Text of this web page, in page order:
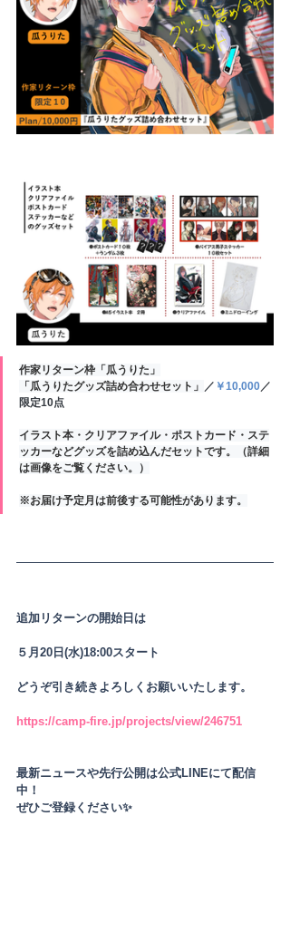
作家リターン枠「瓜うりた」
「瓜うりたグッズ詰め合わせセット」 ／ ￥10,000／
限定10点
イラスト本・クリアファイル・ポストカード・ステ
ッカーなどグッズを詰め込んだセットです。（詳細
は画像をご覧ください。）
※お届け予定月は前後する可能性があります。
追加リターンの開始日は
５月20日(水)18:00スタート
どうぞ引き続きよろしくお願いいたします。
https://camp-fire.jp/projects/view/246751
最新ニュースや先行公開は公式LINEにて配信
中！
ぜひご登録ください✨